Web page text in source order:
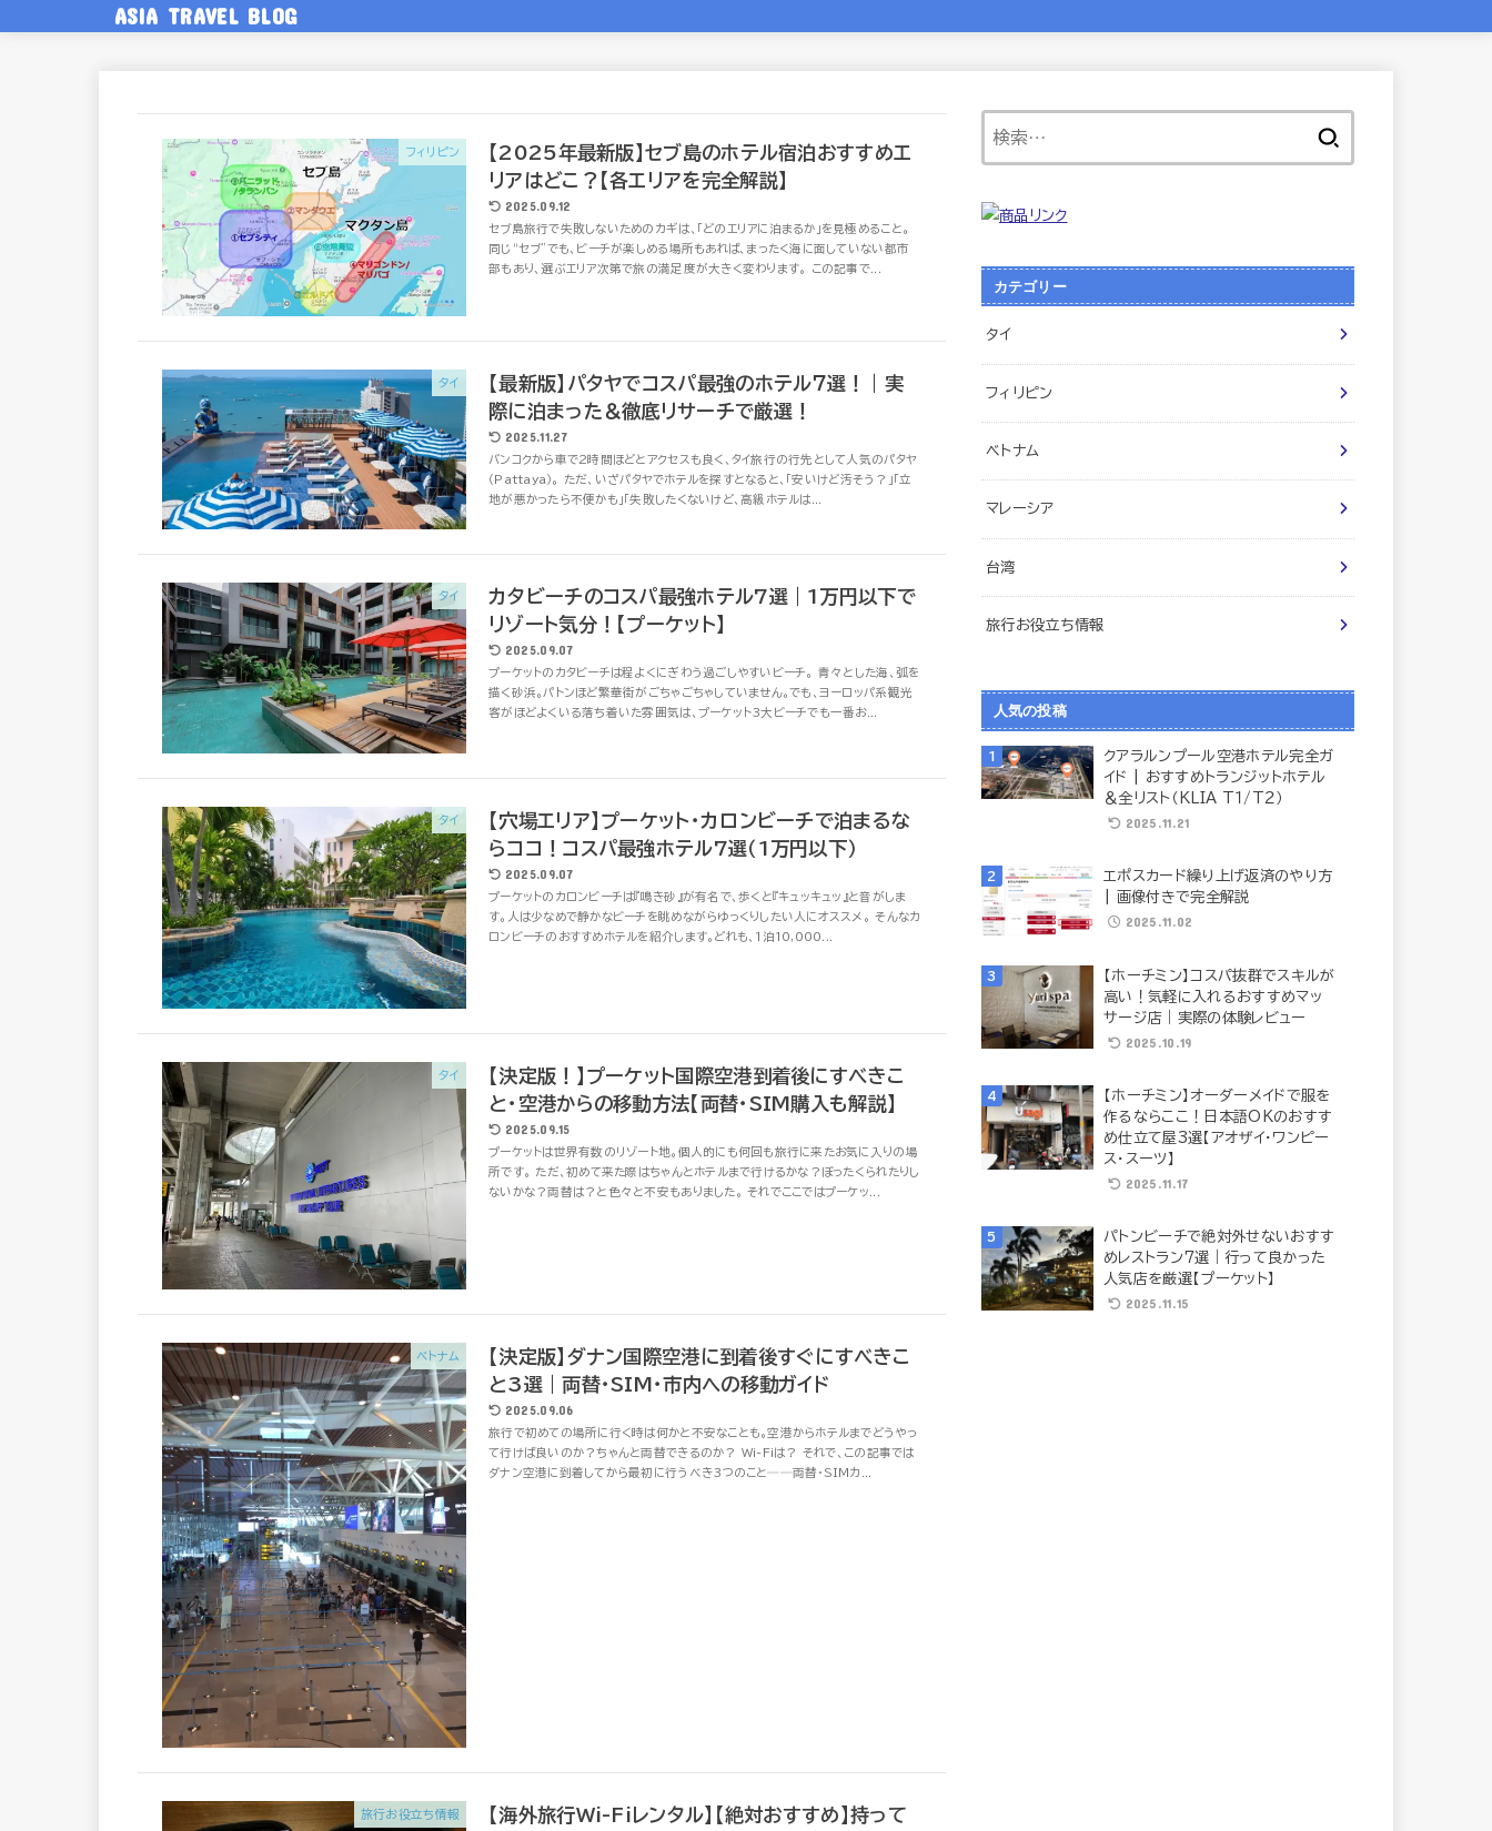
ASIA TRAVEL BLOG
フィリピン
【2025年最新版】セブ島のホテル宿泊おすすめエ
リアはどこ？【各エリアを完全解説】
2025.09.12
セブ島旅行で失敗しないためのカギは、「どのエリアに泊まるか」を見極めること。
同じ“セブ”でも、ビーチが楽しめる場所もあれば、まったく海に面していない都市
部もあり、選ぶエリア次第で旅の満足度が大きく変わります。 この記事で...
タイ
【最新版】パタヤでコスパ最強のホテル７選！｜実
際に泊まった＆徹底リサーチで厳選！
2025.11.27
バンコクから車で2時間ほどとアクセスも良く、タイ旅行の行先として人気のパタヤ
（Pattaya）。 ただ、いざパタヤでホテルを探すとなると、「安いけど汚そう？」「立
地が悪かったら不便かも」「失敗したくないけど、高級ホテルは...
タイ
カタビーチのコスパ最強ホテル7選｜1万円以下で
リゾート気分！【プーケット】
2025.09.07
プーケットのカタビーチは程よくにぎわう過ごしやすいビーチ。 青々とした海、弧を
描く砂浜。パトンほど繁華街がごちゃごちゃしていません。でも、ヨーロッパ系観光
客がほどよくいる落ち着いた雰囲気は、プーケット3大ビーチでも一番お...
タイ
【穴場エリア】プーケット・カロンビーチで泊まるな
らココ！コスパ最強ホテル7選（1万円以下）
2025.09.07
プーケットのカロンビーチは『鳴き砂』が有名で、歩くと『キュッキュッ』と音がしま
す。人は少なめで静かなビーチを眺めながらゆっくりしたい人にオススメ。 そんなカ
ロンビーチのおすすめホテルを紹介します。どれも、1泊10,000...
タイ
【決定版！】プーケット国際空港到着後にすべきこ
と・空港からの移動方法【両替・SIM購入も解説】
2025.09.15
プーケットは世界有数のリゾート地。個人的にも何回も旅行に来たお気に入りの場
所です。 ただ、初めて来た際はちゃんとホテルまで行けるかな？ぼったくられたりし
ないかな？両替は？と色々と不安もありました。 それでここではプーケッ...
ベトナム
【決定版】ダナン国際空港に到着後すぐにすべきこ
と3選｜両替・SIM・市内への移動ガイド
2025.09.06
旅行で初めての場所に行く時は何かと不安なことも。空港からホテルまでどうやっ
て行けば良いのか？ちゃんと両替できるのか？ Wi-Fiは？ それで、この記事では
ダナン空港に到着してから最初に行うべき3つのこと──両替・SIMカ...
旅行お役立ち情報
【海外旅行Wi-Fiレンタル】【絶対おすすめ】持って
カテゴリー
タイ
フィリピン
ベトナム
マレーシア
台湾
旅行お役立ち情報
人気の投稿
クアラルンプール空港ホテル完全ガ
イド | おすすめトランジットホテル
＆全リスト（KLIA T１/T２）
2025.11.21
エポスカード繰り上げ返済のやり方
| 画像付きで完全解説
2025.11.02
【ホーチミン】コスパ抜群でスキルが
高い！気軽に入れるおすすめマッ
サージ店｜実際の体験レビュー
2025.10.19
【ホーチミン】オーダーメイドで服を
作るならここ！日本語OKのおすす
め仕立て屋3選【アオザイ・ワンピー
ス・スーツ】
2025.11.17
パトンビーチで絶対外せないおすす
めレストラン7選｜行って良かった
人気店を厳選【プーケット】
2025.11.15